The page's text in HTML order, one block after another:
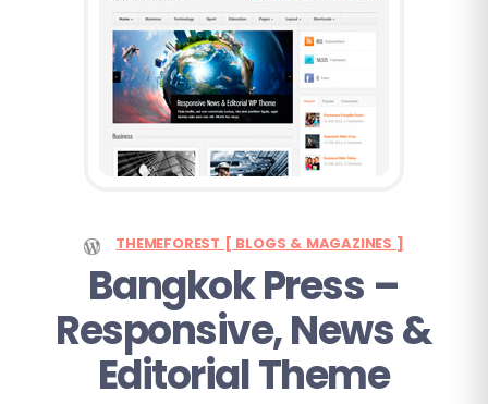
THEMEFOREST [ BLOGS & MAGAZINES ]
Bangkok Press –
Responsive, News &
Editorial Theme